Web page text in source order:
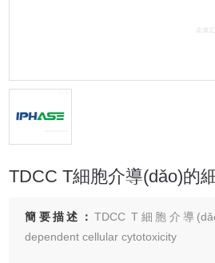
TDCC T細胞介導(dǎo)的
簡要描述：TDCC T細胞介導
dependent cellular cytotoxicity